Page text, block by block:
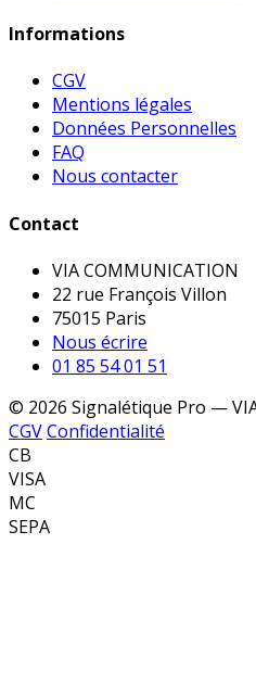
Informations
CGV
Mentions légales
Données Personnelles
FAQ
Nous contacter
Contact
VIA COMMUNICATION
22 rue François Villon
75015 Paris
Nous écrire
01 85 54 01 51
© 2026 Signalétique Pro —
CGVConfidentialité
CB
VISA
MC
SEPA